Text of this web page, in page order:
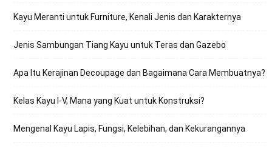
Kayu Meranti untuk Furniture, Kenali Jenis dan Karakternya
Jenis Sambungan Tiang Kayu untuk Teras dan Gazebo
Apa Itu Kerajinan Decoupage dan Bagaimana Cara Membuatnya?
Kelas Kayu I-V, Mana yang Kuat untuk Konstruksi?
Mengenal Kayu Lapis, Fungsi, Kelebihan, dan Kekurangannya